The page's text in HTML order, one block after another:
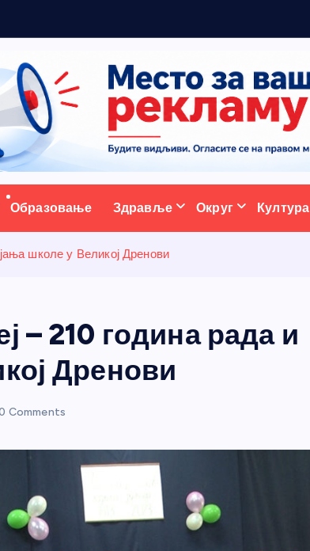
портал
Образовање Здравље Округ Култура
школе у Великој Дренови
– 210 година рада и
Дренови
Comments